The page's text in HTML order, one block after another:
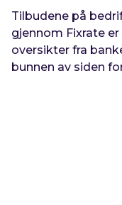
Tilbudene på
gjennom Fixrate
oversikter fra
bunnen av siden